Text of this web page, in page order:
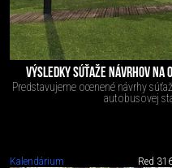
VÝSLEDKY SÚŤAŽE NÁVRHOV NA
Predstavujeme ocenené návrhy
autobusovej
Kalendárium Red 3